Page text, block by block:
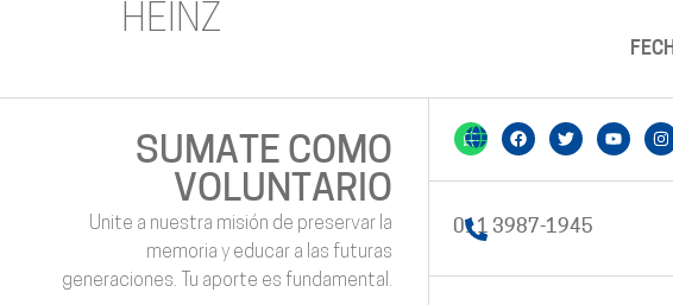
HEINZ
SUMATE COMO
VOLUNTARIO
Unite a nuestra misión de preservar la
memoria y educar a las futuras
generaciones. Tu aporte es fundamental.
011 3987-1945